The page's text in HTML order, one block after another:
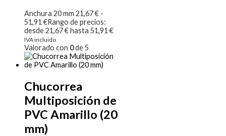
Anchura 20 mm 21,67€ -
51,91€Rango de precios:
desde 21,67 € hasta 51,91 €
IVA incluido
Valorado con 0de 5
Chucorrea
Multiposición de
PVC Amarillo (20
mm)